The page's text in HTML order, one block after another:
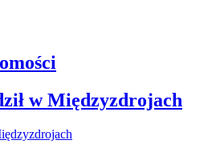
w Międzyzdrojach